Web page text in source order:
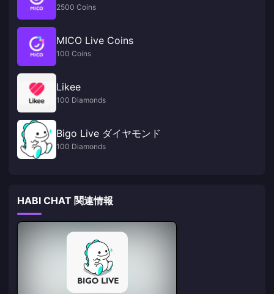
2500 Coins
MICO Live Coins
100 Coins
Likee
100 Diamonds
Bigo Live ダイヤモンド
100 Diamonds
HABI CHAT 関連情報